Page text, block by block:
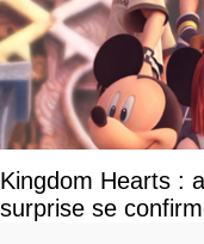
Kingdom Hearts :
surprise se